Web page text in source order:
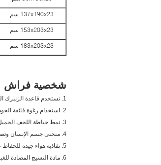
137x190x23 سم
153x203x23 سم
183x203x23 سم
شخصية فراش
1. تستخدم قاعدة الزنبرك الداخلي سلكًا فولاذيًا عالي المنغنيز مع معالجة مقاومة للصدأ.
2. استخدام رغوة فائقة الجودة بأسلوب مضغوط لضمان جودة المرتبة جيدة بعد الضغط والنقل لمسافات طويلة.
3. نمط خياطة اللحف الجميل والحديث لجعل المرتبة رائجة ومبيعات ساخنة.
4. منحنى جسم الإنسان وتصميم محمي الخصر لتوفير نوم صحي للأشخاص الذين يستخدمون هذه المرتبة.
5. نفاذية هواء جيدة للحفاظ على المرتبة جافة وقابلة للتنفس.
6. مادة النسيج المضادة للغبار والعث لتمنحك نومًا صحيًا.